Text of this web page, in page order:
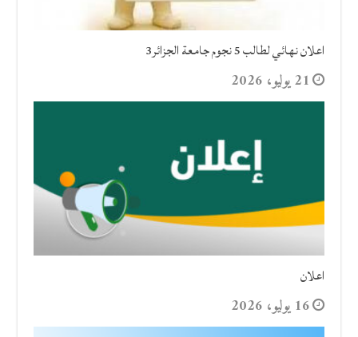
اعلان نهائي لطالب 5 نجوم جامعة الجزائر3
21 يوليو، 2026
اعلان
16 يوليو، 2026